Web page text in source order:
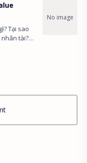
Tại sao
tài?
hứa